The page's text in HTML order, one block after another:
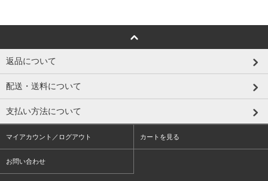
返品について
配送・送料について
支払い方法について
マイアカウント／ログアウト カートを見る
お問い合わせ